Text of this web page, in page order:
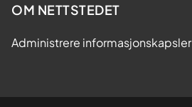
OM NETTSTEDET
Administrere informasjonskapsler